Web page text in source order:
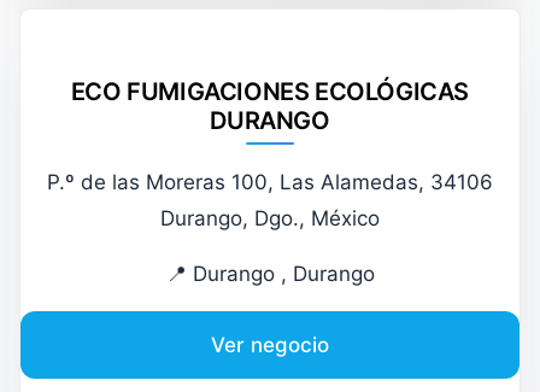
ECO FUMIGACIONES ECOLÓGICAS
DURANGO
P.º de las Moreras 100, Las Alamedas, 34106
Durango, Dgo., México
📍 Durango , Durango
Ver negocio